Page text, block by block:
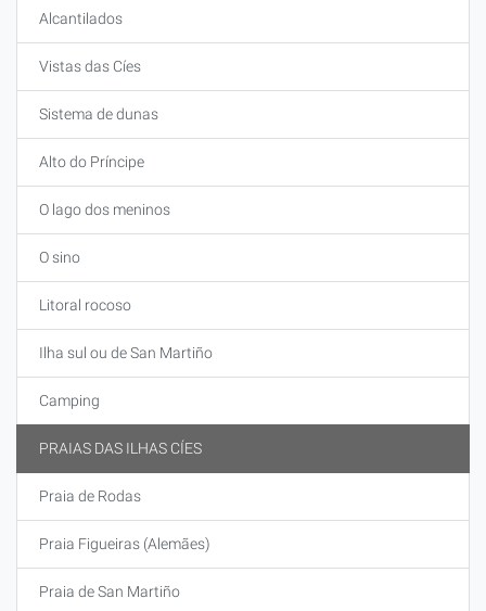
Alcantilados
Vistas das Cíes
Sistema de dunas
Alto do Príncipe
O lago dos meninos
O sino
Litoral rocoso
Ilha sul ou de San Martiño
Camping
PRAIAS DAS ILHAS CÍES
Praia de Rodas
Praia Figueiras (Alemães)
Praia de San Martiño